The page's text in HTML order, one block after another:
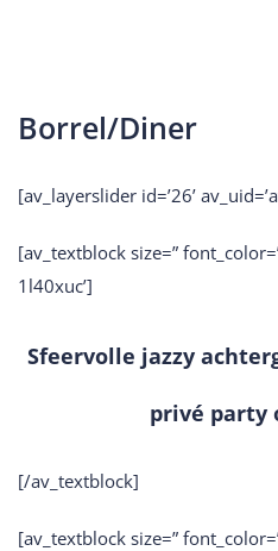
Borrel/Diner
[av_layerslider id=’26’
[av_textblock size=”
1l40xuc’]
Sfeervolle jazzy
privé party
[/av_textblock]
[av_textblock size=”